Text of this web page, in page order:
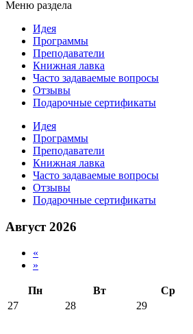
Меню раздела
Идея
Программы
Преподаватели
Книжная лавка
Часто задаваемые вопросы
Отзывы
Подарочные сертификаты
Идея
Программы
Преподаватели
Книжная лавка
Часто задаваемые вопросы
Отзывы
Подарочные сертификаты
Август 2026
«
»
Пн Вт Ср
27
28 29